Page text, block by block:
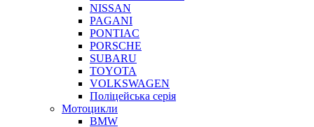
NISSAN
PAGANI
PONTIAC
PORSCHE
SUBARU
TOYOTA
VOLKSWAGEN
Поліцейська серія
Мотоцикли
BMW